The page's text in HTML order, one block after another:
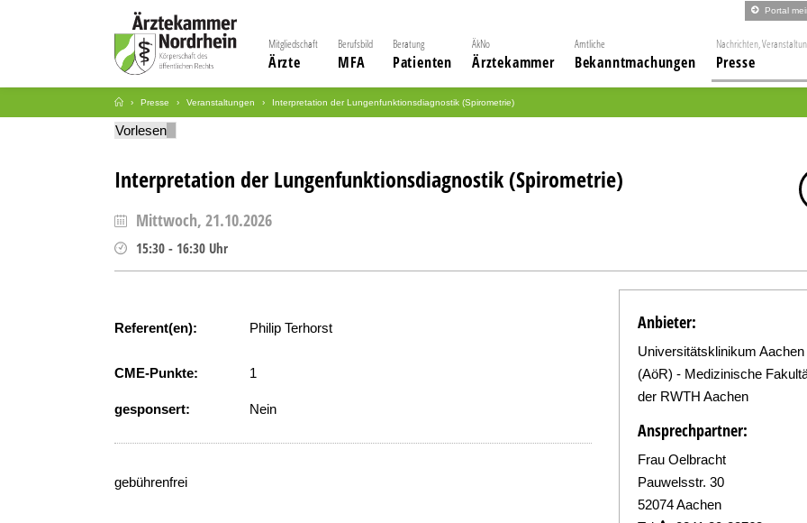
Portal
Mitgliedschaft
Ärzte
Berufsbild
MFA
Beratung
Patienten
ÄkNo
Ärztekammer
Amtliche
Bekanntmachungen
Nachrichten,
Presse
Presse Veranstaltungen Interpretation der Lungenfunktionsdiagnostik (Spirometrie)
Vorlesen
Interpretation der Lungenfunktionsdiagnostik (Spirometrie)
Mittwoch, 21.10.2026
15:30 - 16:30 Uhr
Referent(en): Philip Terhorst
CME-Punkte: 1
gesponsert: Nein
gebührenfrei
Anbieter:
Universitätsklinikum Aachen
(AöR) - Medizinische
der RWTH Aachen
Ansprechpartner:
Frau Oelbracht
Pauwelsstr. 30
52074 Aachen